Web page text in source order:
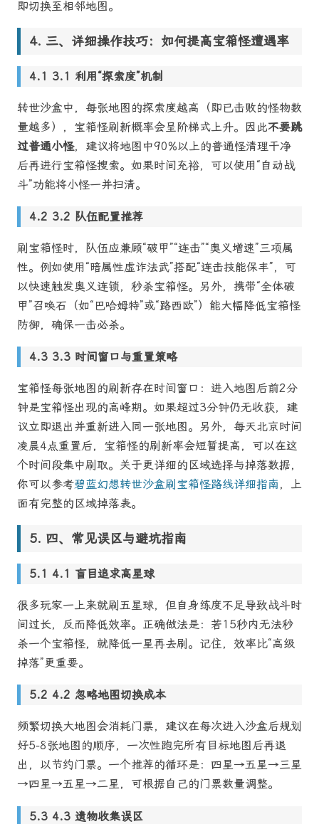
即切换至相邻地图。
三、详细操作技巧：如何提高宝箱怪遭遇率
3.1 利用“探索度”机制
转世沙盒中，每张地图的探索度越高（即已击败的怪物数
量越多），宝箱怪刷新概率会呈阶梯式上升。因此不要跳
过普通小怪，建议将地图中90%以上的普通怪清理干净
后再进行宝箱怪搜索。如果时间充裕，可以使用“自动战
斗”功能将小怪一并扫清。
3.2 队伍配置推荐
刷宝箱怪时，队伍应兼顾“破甲”“连击”“奥义增速”三项属
性。例如使用“暗属性虚诈法武”搭配“连击技能保丰”，可
以快速触发奥义连锁，秒杀宝箱怪。另外，携带“全体破
甲”召唤石（如“巴哈姆特”或“路西欧”）能大幅降低宝箱怪
防御，确保一击必杀。
3.3 时间窗口与重置策略
宝箱怪每张地图的刷新存在时间窗口：进入地图后前2分
钟是宝箱怪出现的高峰期。如果超过3分钟仍无收获，建
议立即退出并重新进入同一张地图。另外，每天北京时间
凌晨4点重置后，宝箱怪的刷新率会短暂提高，可以在这
个时间段集中刷取。关于更详细的区域选择与掉落数据，
你可以参考碧蓝幻想转世沙盒刷宝箱怪路线详细指南 ，上
面有完整的区域掉落表。
四、常见误区与避坑指南
4.1 盲目追求高星球
很多玩家一上来就刷五星球，但自身练度不足导致战斗时
间过长，反而降低效率。正确做法是：若15秒内无法秒
杀一个宝箱怪，就降低一星再去刷。记住，效率比“高级
掉落”更重要。
4.2 忽略地图切换成本
频繁切换大地图会消耗门票，建议在每次进入沙盒后规划
好5-8张地图的顺序，一次性跑完所有目标地图后再退
出，以节约门票。一个推荐的循环是：四星→五星→三星
→四星→五星→二星，可根据自己的门票数量调整。
4.3 遗物收集误区